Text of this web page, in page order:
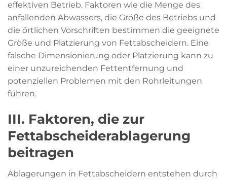
effektiven Betrieb. Faktoren wie die Menge des
anfallenden Abwassers, die Größe des Betriebs und
die örtlichen Vorschriften bestimmen die geeignete
Größe und Platzierung von Fettabscheidern. Eine
falsche Dimensionierung oder Platzierung kann zu
einer unzureichenden Fettentfernung und
potenziellen Problemen mit den Rohrleitungen
führen.
III. Faktoren, die zur
Fettabscheiderablagerung
beitragen
Ablagerungen in Fettabscheidern entstehen durch